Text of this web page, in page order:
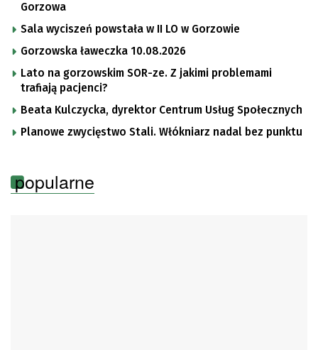
Gorzowa
Sala wyciszeń powstała w II LO w Gorzowie
Gorzowska ławeczka 10.08.2026
Lato na gorzowskim SOR-ze. Z jakimi problemami
trafiają pacjenci?
Beata Kulczycka, dyrektor Centrum Usług Społecznych
Planowe zwycięstwo Stali. Włókniarz nadal bez punktu
popularne